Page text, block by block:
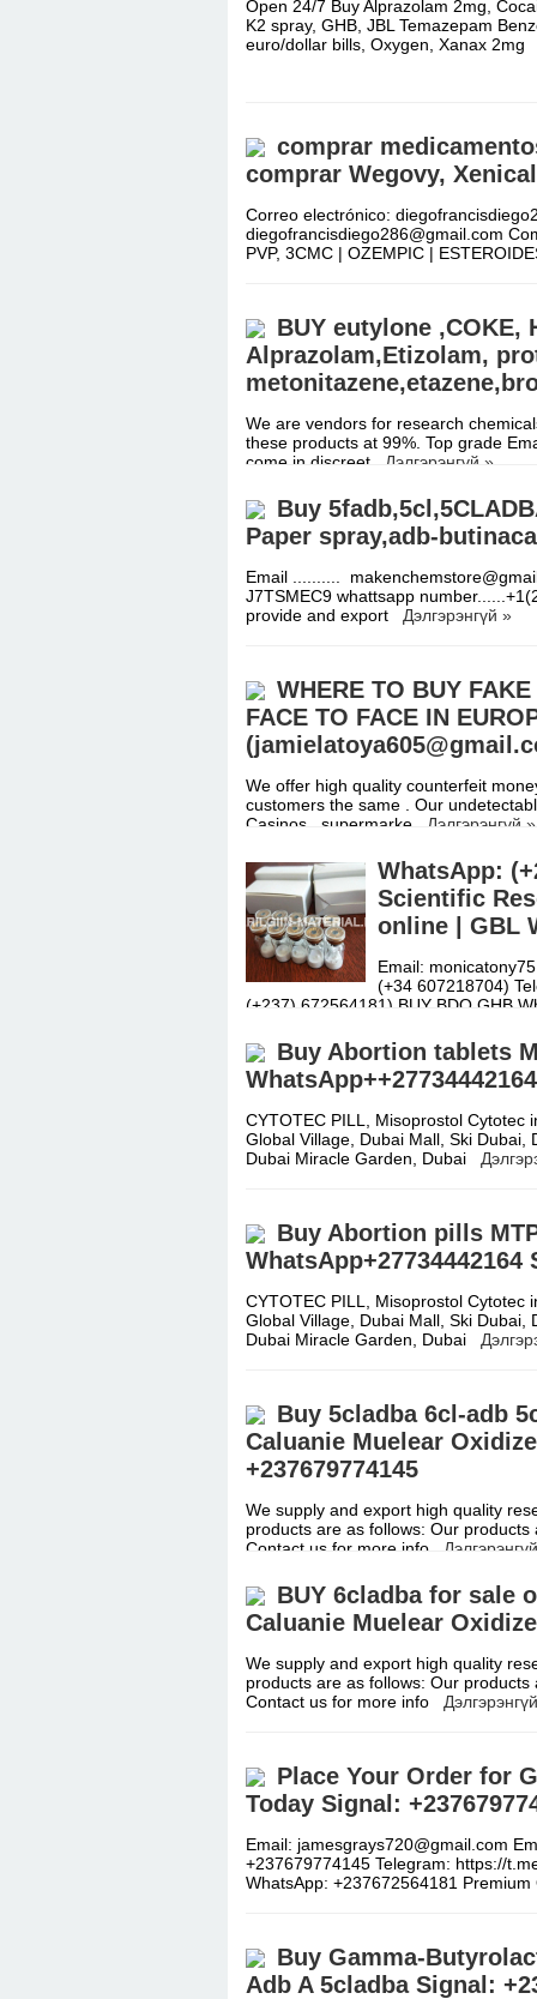
Open 24/7 Buy Alprazolam 2mg,
K2 spray, GHB, JBL Temazepam
euro/dollar bills, Oxygen, Xanax
comprar
comprar Wegovy,
Correo electrónico:
diegofrancisdiego286@gmail.com
PVP, 3CMC | OZEMPIC |
BUY eutylone ,COKE,
Alprazolam,Etizolam,
We are vendors for research
these products at 99%. Top grade
come in discreet
Дэлгэрэнгүй »
Buy
Paper spray,adb-
Email ..........
J7TSMEC9 whattsapp
provide and export Дэлгэрэнгүй »
WHERE TO BUY
FACE TO FACE IN
We offer high quality counterfeit
customers the same . Our
Casinos , supermarke
Дэлгэрэнгүй »
WhatsApp:
Scientific
online | GBL
Email:
(+34 607218704)
(+237) 672564181) BUY BDO GHB
Buy Abortion tablets
CYTOTEC PILL, Misoprostol Cytotec
Global Village, Dubai Mall, Ski Dubai,
Dubai Miracle Garden, Dubai
Buy Abortion pills
WhatsApp+27734442164
CYTOTEC PILL, Misoprostol Cytotec
Global Village, Dubai Mall, Ski Dubai,
Dubai Miracle Garden, Dubai
Buy 5cladba 6cl-adb
Caluanie Muelear
+237679774145
We supply and export high quality
products are as follows: Our
Contact us for more info
BUY 6cladba for sale
Caluanie Muelear Oxidize
We supply and export high quality
products are as follows: Our
Contact us for more info
Place Your Order for
Today Signal:
Email: jamesgrays720@gmail.com
+237679774145 Telegram: https://
WhatsApp: +237672564181
Buy Gamma-
Adb A 5cladba Signal: